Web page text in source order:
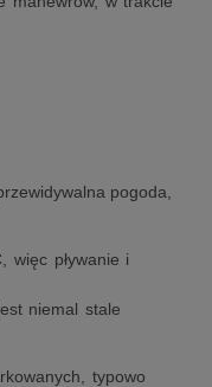
pogoda,
więc pływanie i
niemal stale
typowo